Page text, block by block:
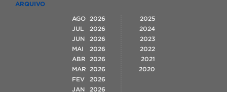
ARQUIVO
AGO
2026
JUL
2026
JUN
2026
MAI
2026
ABR
2026
MAR
2026
FEV
2026
JAN
2026
2025
2024
2023
2022
2021
2020